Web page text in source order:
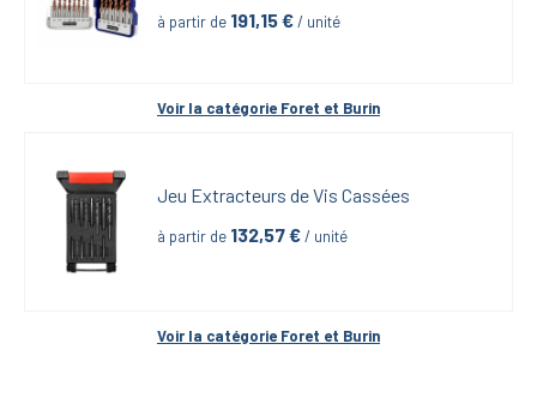
à partir de 191,15 € / unité
Voir la catégorie Foret et Burin
Jeu Extracteurs de Vis Cassées
à partir de 132,57 € / unité
Voir la catégorie Foret et Burin